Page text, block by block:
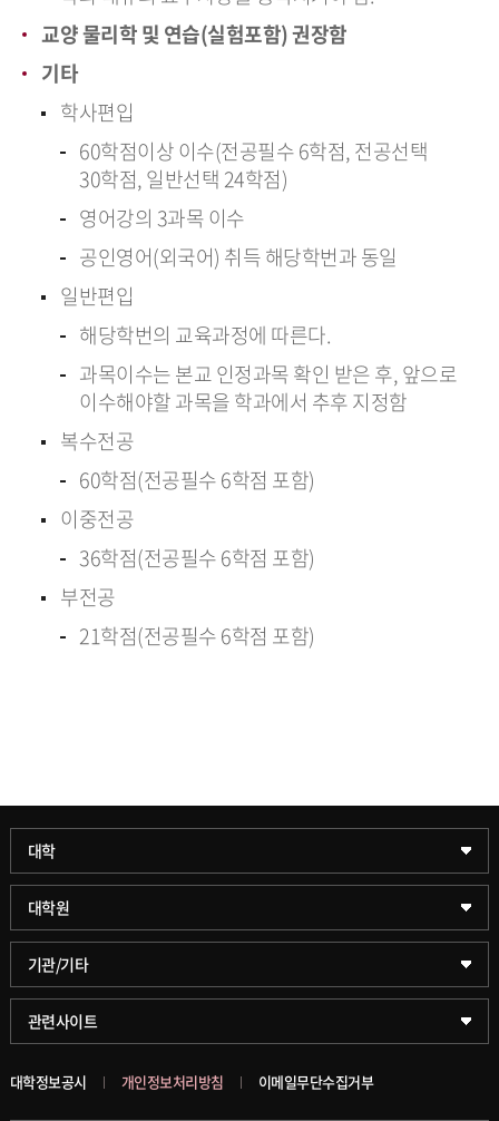
교양 물리학 및 연습(실험포함) 권장함
기타
학사편입
60학점이상 이수(전공필수 6학점, 전공선택
30학점, 일반선택 24학점)
영어강의 3과목 이수
공인영어(외국어) 취득 해당학번과 동일
일반편입
해당학번의 교육과정에 따른다.
과목이수는 본교 인정과목 확인 받은 후, 앞으로
이수해야할 과목을 학과에서 추후 지정함
복수전공
60학점(전공필수 6학점 포함)
이중전공
36학점(전공필수 6학점 포함)
부전공
21학점(전공필수 6학점 포함)
대학
과학기술대학
약학대학
글로벌비즈니스대학
공공정책대학
대학원
일반대학원
문화스포츠대학원
창업경영대학원
기관/기타
학술정보원(도서관)
학술정보팀
관련사이트
KUPID
대학정보공시 개인정보처리방침 이메일무단수집거부